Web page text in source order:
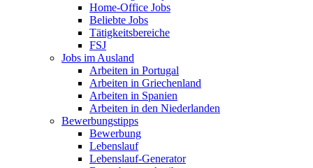
Home-Office Jobs
Beliebte Jobs
Tätigkeitsbereiche
FSJ
Jobs im Ausland
Arbeiten in Portugal
Arbeiten in Griechenland
Arbeiten in Spanien
Arbeiten in den Niederlanden
Bewerbungstipps
Bewerbung
Lebenslauf
Lebenslauf-Generator